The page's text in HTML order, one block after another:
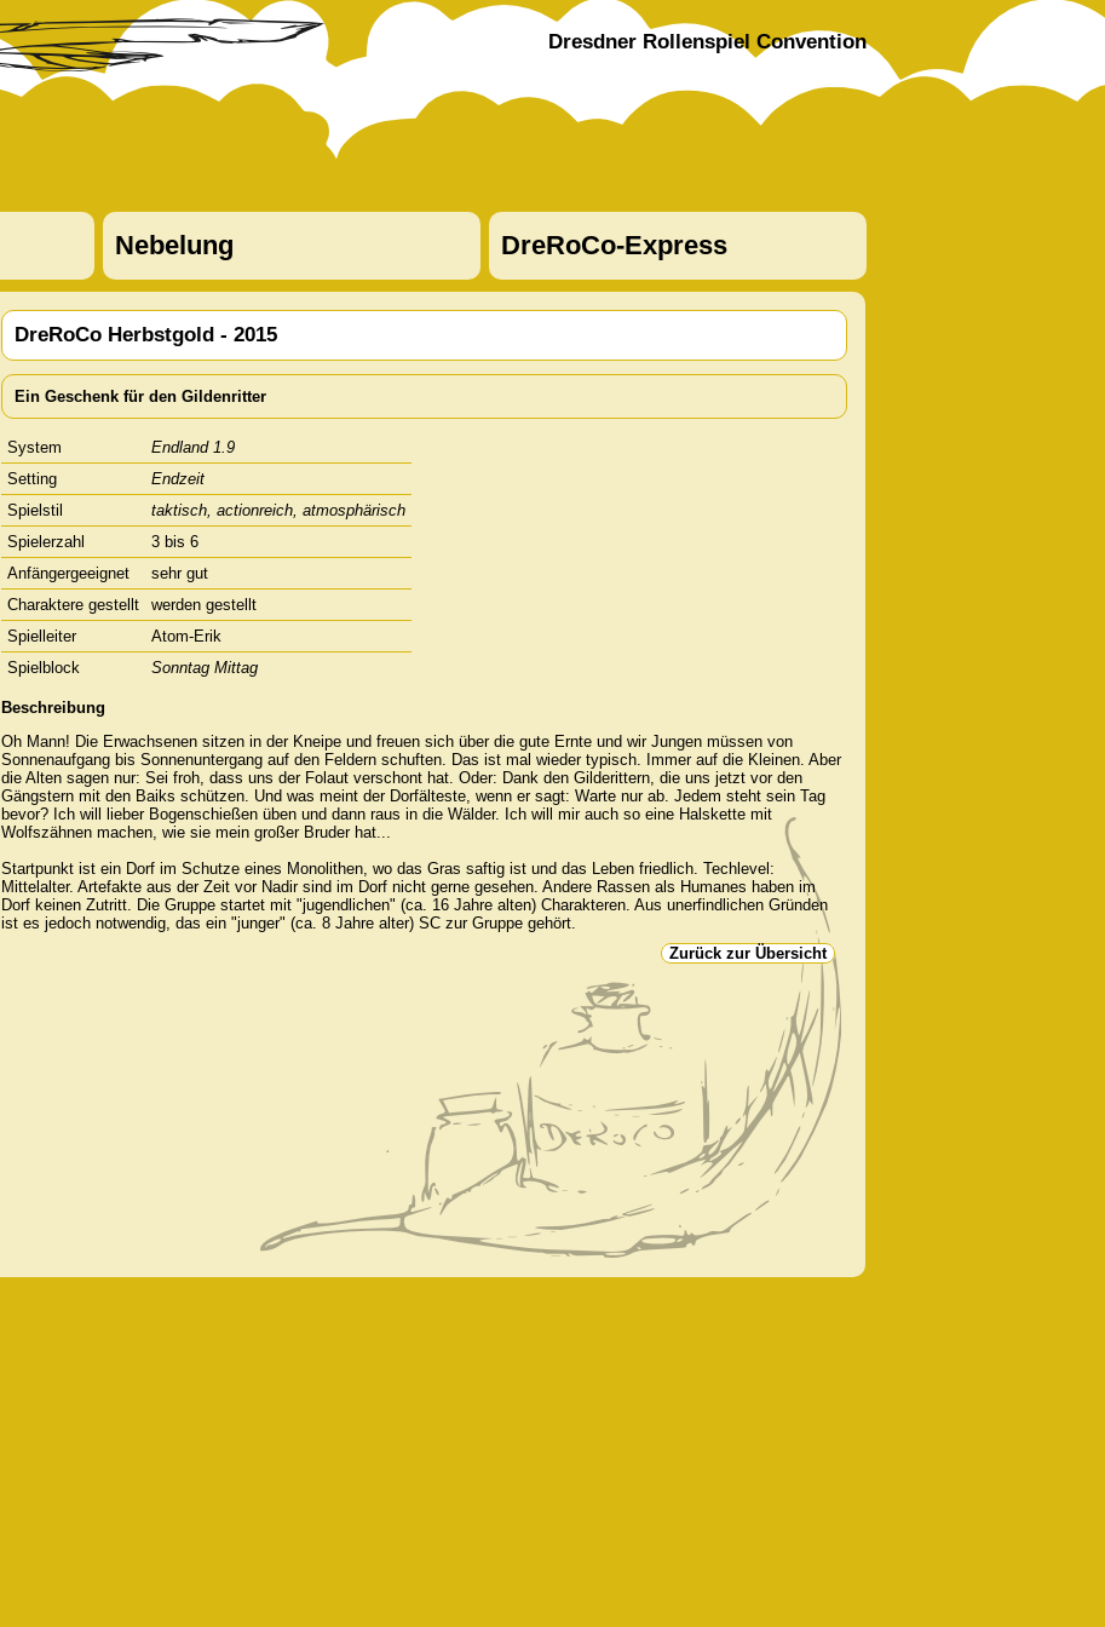
Dresdner Rollenspiel Convention
Nebelung DreRoCo-Express
DreRoCo Herbstgold - 2015
Ein Geschenk für den Gildenritter
System
Endland 1.9
Setting
Endzeit
Spielstil
taktisch, actionreich, atmosphärisch
Spielerzahl
3 bis 6
Anfängergeeignet
sehr gut
Charaktere gestellt
werden gestellt
Spielleiter
Atom-Erik
Spielblock
Sonntag Mittag
Beschreibung
Oh Mann! Die Erwachsenen sitzen in der Kneipe und freuen sich über die gute Ernte und wir Jungen müssen von
Sonnenaufgang bis Sonnenuntergang auf den Feldern schuften. Das ist mal wieder typisch. Immer auf die Kleinen. Aber
die Alten sagen nur: Sei froh, dass uns der Folaut verschont hat. Oder: Dank den Gilderittern, die uns jetzt vor den
Gängstern mit den Baiks schützen. Und was meint der Dorfälteste, wenn er sagt: Warte nur ab. Jedem steht sein Tag
bevor? Ich will lieber Bogenschießen üben und dann raus in die Wälder. Ich will mir auch so eine Halskette mit
Wolfszähnen machen, wie sie mein großer Bruder hat...
Startpunkt ist ein Dorf im Schutze eines Monolithen, wo das Gras saftig ist und das Leben friedlich. Techlevel:
Mittelalter. Artefakte aus der Zeit vor Nadir sind im Dorf nicht gerne gesehen. Andere Rassen als Humanes haben im
Dorf keinen Zutritt. Die Gruppe startet mit "jugendlichen" (ca. 16 Jahre alten) Charakteren. Aus unerfindlichen Gründen
ist es jedoch notwendig, das ein "junger" (ca. 8 Jahre alter) SC zur Gruppe gehört.
Zurück zur Übersicht